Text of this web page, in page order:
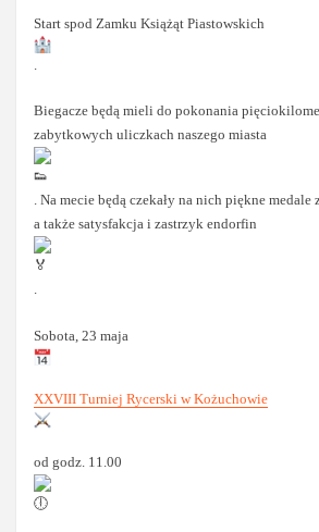
Start spod Zamku Książąt Piastowskich
.
Biegacze będą mieli do pokonania
zabytkowych uliczkach naszego miasta
. Na mecie będą czekały na nich piękne
a także satysfakcja i zastrzyk endorfin
.
Sobota, 23 maja
XXVIII Turniej Rycerski w Kożuchowie
od godz. 11.00